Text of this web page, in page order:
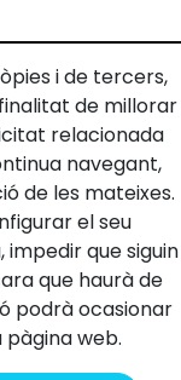
i de tercers,
de millorar
relacionada
navegant,
de les mateixes.
el seu
impedir que siguin
que haurà de
podrà ocasionar
web.